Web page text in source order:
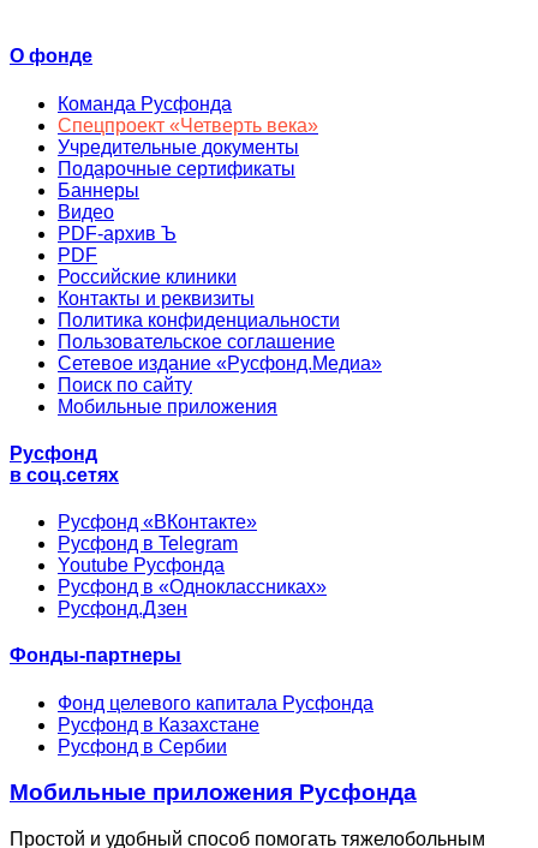
О фонде
Команда Русфонда
Спецпроект «Четверть века»
Учредительные документы
Подарочные сертификаты
Баннеры
Видео
PDF-архив Ъ
PDF
Российские клиники
Контакты и реквизиты
Политика конфиденциальности
Пользовательское соглашение
Сетевое издание «Русфонд.Медиа»
Поиск по сайту
Мобильные приложения
Русфонд
в соц.сетях
Русфонд «ВКонтакте»
Русфонд в Telegram
Youtube Русфонда
Русфонд в «Одноклассниках»
Русфонд.Дзен
Фонды-партнеры
Фонд целевого капитала Русфонда
Русфонд в Казахстане
Русфонд в Сербии
Мобильные приложения Русфонда
Простой и удобный способ помогать тяжелобольным